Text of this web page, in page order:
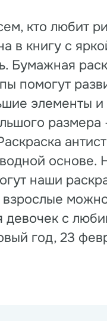
кто любит
в книгу с
Бумажная
помогут
элементы
размера
основе.
наши
девочек с
год, 23